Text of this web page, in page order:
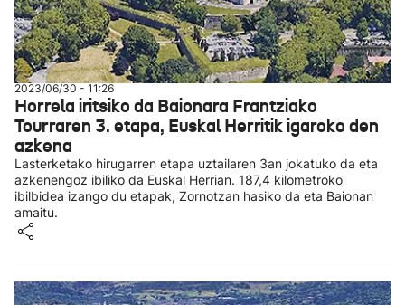
2023/06/30 - 11:26
Horrela iritsiko da Baionara Frantziako
Tourraren 3. etapa, Euskal Herritik igaroko den
azkena
Lasterketako hirugarren etapa uztailaren 3an jokatuko da eta
azkenengoz ibiliko da Euskal Herrian. 187,4 kilometroko
ibilbidea izango du etapak, Zornotzan hasiko da eta Baionan
amaitu.